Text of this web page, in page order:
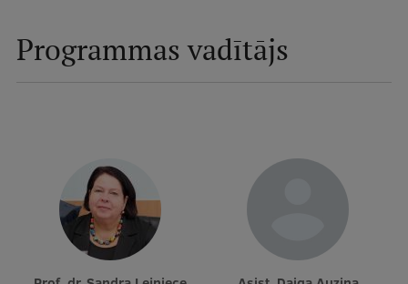
Programmas vadītājs